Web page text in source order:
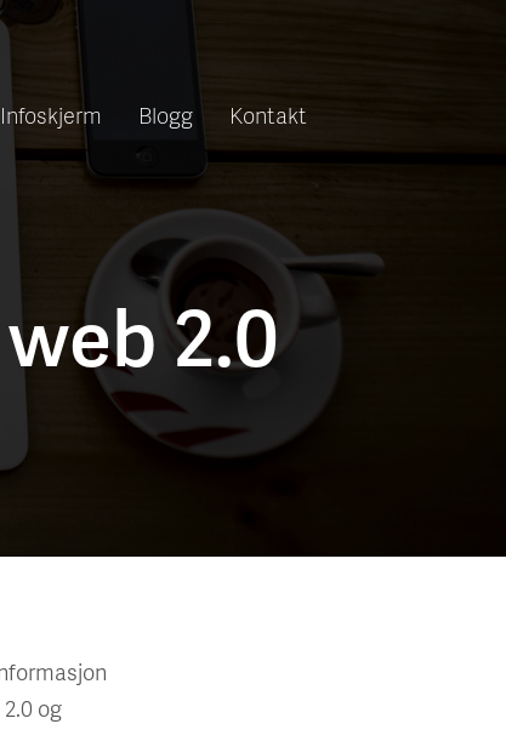
Blogg Kontakt
2.0
og